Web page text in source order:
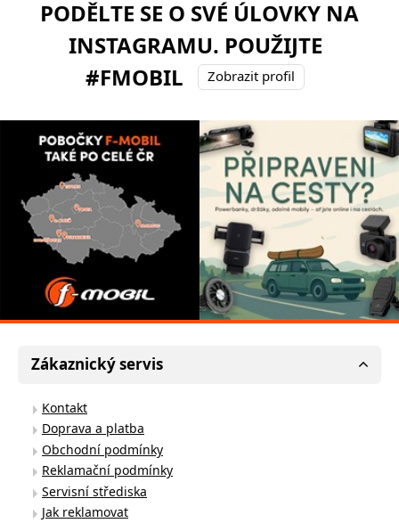
PODĚLTE SE O SVÉ ÚLOVKY NA
INSTAGRAMU. POUŽIJTE
#FMOBIL
Zobrazit profil
Zákaznický servis
Kontakt
Doprava a platba
Obchodní podmínky
Reklamační podmínky
Servisní střediska
Jak reklamovat